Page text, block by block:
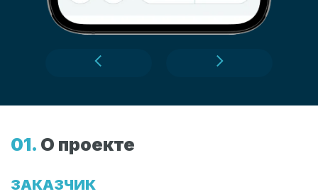
Предыдущий экран Следующий экран
О проекте
ЗАКАЗЧИК